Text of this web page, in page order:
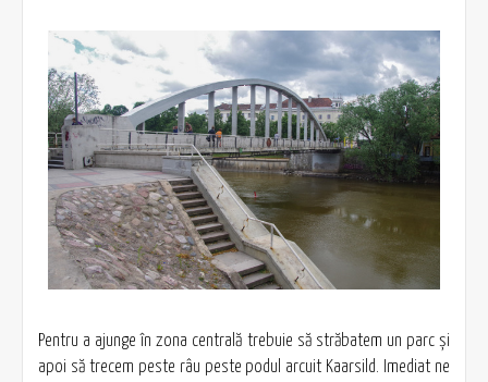
Pentru a ajunge în zona centrală trebuie să străbatem un parc şi
apoi să trecem peste râu peste podul arcuit Kaarsild. Imediat ne